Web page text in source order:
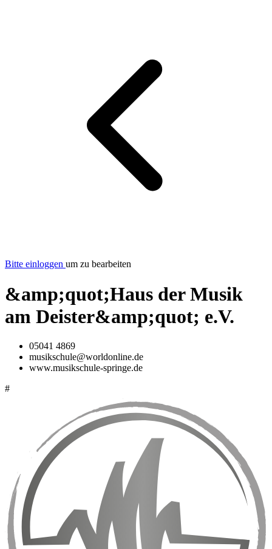
Bitte einloggen um zu bearbeiten
&amp;quot;Haus der Musik
am Deister&amp;quot; e.V.
05041 4869
musikschule@worldonline.de
www.musikschule-springe.de
#